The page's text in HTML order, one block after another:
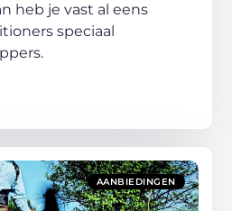
heb je vast al eens
speciaal
AANBIEDINGEN